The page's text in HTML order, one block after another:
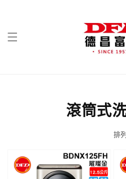
滾筒式
排